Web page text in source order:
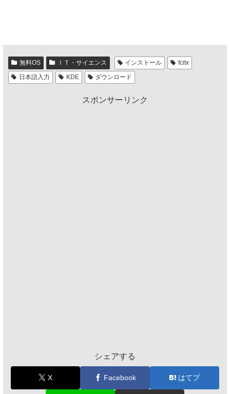
無料OS ＩＴ・サイエンス インストール
fcitx
日本語入力
KDE ダウンロード
スポンサーリンク
シェアする
X Facebook はてブ